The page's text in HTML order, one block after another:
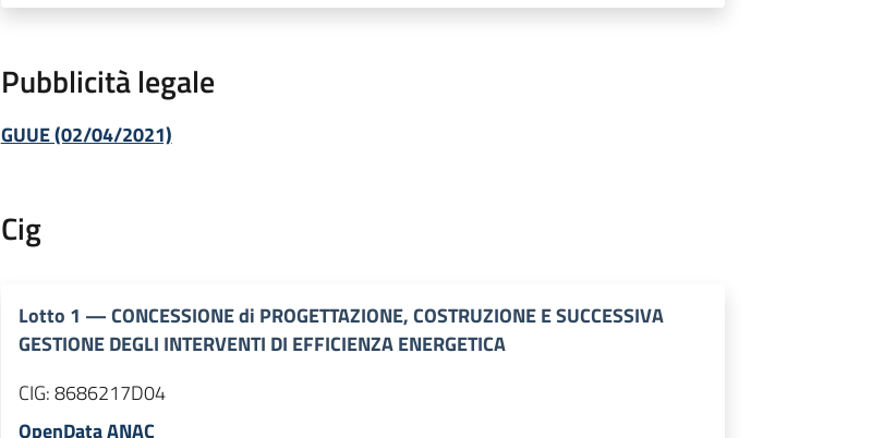
Pubblicità legale
GUUE (02/04/2021)
Cig
Lotto 1 —CONCESSIONE di PROGETTAZIONE, COSTRUZIONE E SUCCESSIVA
GESTIONE DEGLI INTERVENTI DI EFFICIENZA ENERGETICA
CIG:8686217D04
OpenData ANAC